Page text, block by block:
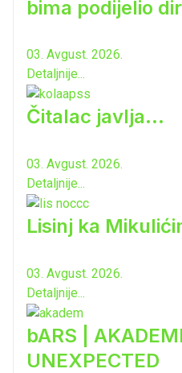
bima podijelio
03. Avgust. 2026.
Detaljnije...
Čitalac javlja...
03. Avgust. 2026.
Detaljnije...
Lisinj ka
03. Avgust. 2026.
Detaljnije...
bARS |
UNEXPECTED